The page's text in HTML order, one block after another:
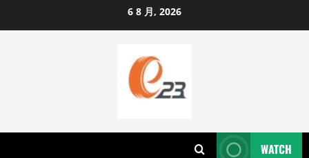
to
6 8 月, 2026
WATCH